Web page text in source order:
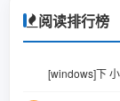
January 2023
June 2022
February 2022
阅读排行榜
[windows]下